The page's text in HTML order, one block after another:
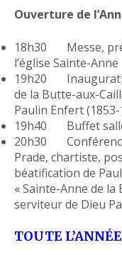
Ouverture de
18h30 Messe,
l’église Sainte-Anne
19h20
de la Butte-aux-
Paulin Enfert (1853-
19h40 Buffet
20h30
Prade, chartiste,
béatification de
« Sainte-Anne de
serviteur de Dieu
TOUTE